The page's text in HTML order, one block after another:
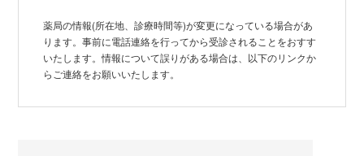
薬局の情報(所在地、診療時間等)が変更になっている場合があ
ります。事前に電話連絡を行ってから受診されることをおすす
いたします。情報について誤りがある場合は、以下のリンクか
らご連絡をお願いいたします。